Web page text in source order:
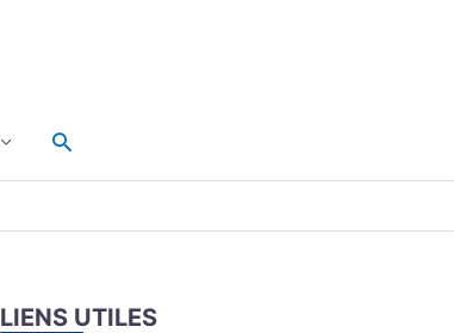
Rechercher
LIENS UTILES